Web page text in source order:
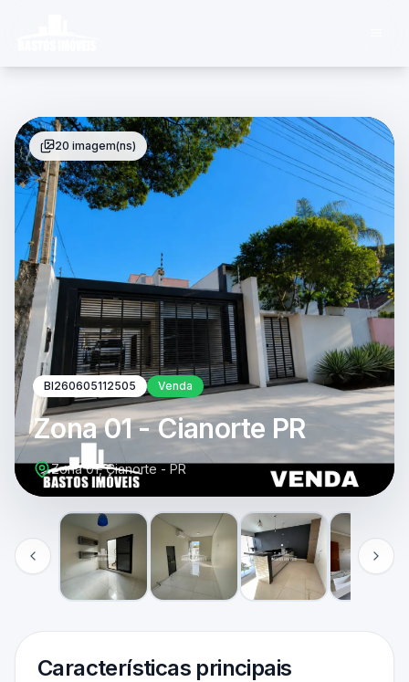
BI260605112505 Venda
Zona 01 - Cianorte PR
Zona 01, Cianorte - PR
20 imagem(ns)
Características principais